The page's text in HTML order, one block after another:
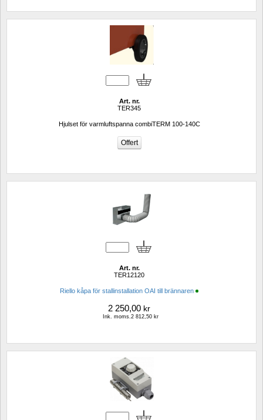
Art. nr.
TER345
Hjulset för varmluftspanna combiTERM 100-140C
Art. nr.
TER12120
Riello kåpa för stallinstallation OAI till brännaren
2 250,00 kr
Ink. moms.2 812,50 kr